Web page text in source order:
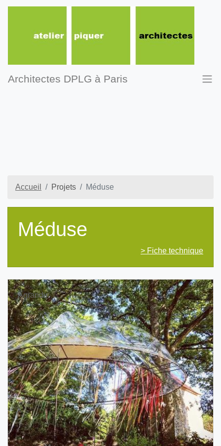
Architectes DPLG à Paris
Accueil Projets Méduse
Méduse
> Fiche technique
Agrandir